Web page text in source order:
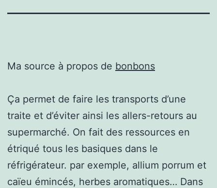
Ma source à propos de bonbons
Ça permet de faire les transports d’une
traite et d’éviter ainsi les allers-retours au
supermarché. On fait des ressources en
étriqué tous les basiques dans le
réfrigérateur. par exemple, allium porrum et
caïeu émincés, herbes aromatiques… Dans